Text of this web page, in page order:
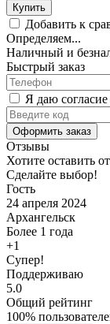
Купить
Добавить к
Определяем...
Наличный и
Быстрый заказ
Я даю
Оформить заказ
Отзывы
Хотите оставить
Сделайте выбор!
Гость
24 апреля 2024
Архангельск
Более 1 года
+1
Супер!
Поддерживаю
5.0
Общий рейтинг
100%